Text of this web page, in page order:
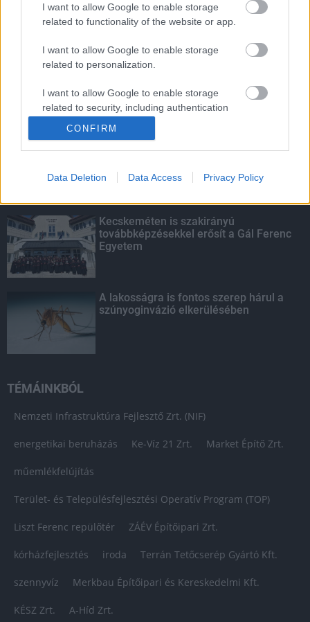
I want to allow Google to enable storage
related to functionality of the website or app.
I want to allow Google to enable storage
related to personalization.
I want to allow Google to enable storage
related to security, including authentication
CONFIRM
Data Deletion Data Access Privacy Policy
Fontos a postaládákba költöző
KIEMELT
Megérkezett az eső a Duna
Kecskeméten is szakirányú
továbbképzésekkel erősít a Gál Ferenc
Egyetem
A lakosságra is fontos szerep hárul a
szúnyoginvázió elkerülésében
TÉMÁINKBÓL
Nemzeti Infrastruktúra Fejlesztő Zrt. (NIF)
energetikai beruházás Ke-Víz 21 Zrt. Market Építő Zrt.
műemlékfelújítás
Terület- és Településfejlesztési Operatív Program (TOP)
Liszt Ferenc repülőtér ZÁÉV Építőipari Zrt.
kórházfejlesztés iroda Terrán Tetőcserép Gyártó Kft.
szennyvíz Merkbau Építőipari és Kereskedelmi Kft.
KÉSZ Zrt. A-Híd Zrt.